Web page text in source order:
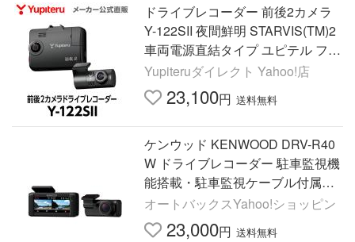
ドライブレコーダー 前後2カメラ
Y-122SII 夜間鮮明 STARVIS(TM)2
車両電源直結タイプ ユピテル フォ
ーマットフリー ( WEB限定 / 取説D
L版)
Yupiteruダイレクト Yahoo!店
23,100円 送料無料
ケンウッド KENWOOD DRV-R40
W ドライブレコーダー 駐車監視機
能搭載・駐車監視ケーブル付属
（類似品番のDRV-E40Wは駐車監
視ケーブル別売となります）
オートバックスYahoo!ショッピン
23,000円 送料無料